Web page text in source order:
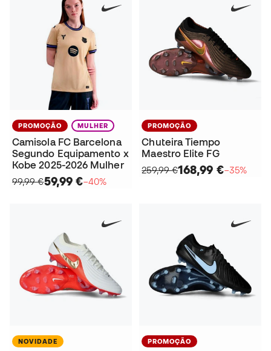
PROMOÇÃO MULHER
Camisola FC Barcelona
Segundo Equipamento x
Kobe 2025-2026 Mulher
99,99 €59,99 €−40%
PROMOÇÃO
Chuteira Tiempo
Maestro Elite FG
259,99 €168,99 €−35%
NOVIDADE PROMOÇÃO